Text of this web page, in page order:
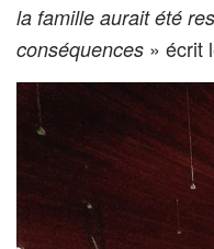
la famille aurait été
conséquences » écrit